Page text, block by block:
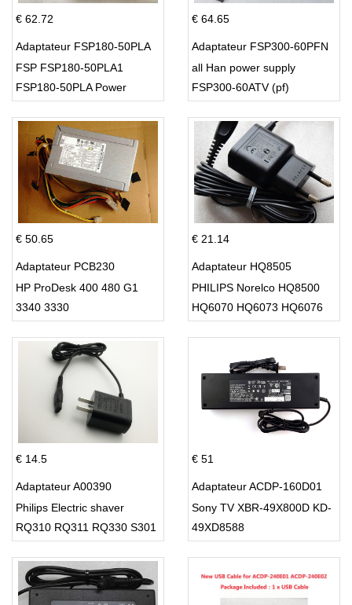
€ 62.72
Adaptateur FSP180-50PLA
FSP FSP180-50PLA1
FSP180-50PLA Power
€ 64.65
Adaptateur FSP300-60PFN
all Han power supply
FSP300-60ATV (pf)
€ 50.65
Adaptateur PCB230
HP ProDesk 400 480 G1
3340 3330
€ 21.14
Adaptateur HQ8505
PHILIPS Norelco HQ8500
HQ6070 HQ6073 HQ6076
€ 14.5
Adaptateur A00390
Philips Electric shaver
RQ310 RQ311 RQ330 S301
€ 51
Adaptateur ACDP-160D01
Sony TV XBR-49X800D KD-
49XD8588